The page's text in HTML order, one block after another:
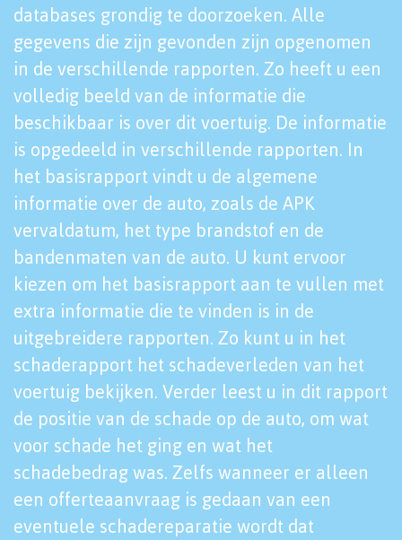
databases grondig te doorzoeken. Alle
gegevens die zijn gevonden zijn opgenomen
in de verschillende rapporten. Zo heeft u een
volledig beeld van de informatie die
beschikbaar is over dit voertuig. De informatie
is opgedeeld in verschillende rapporten. In
het basisrapport vindt u de algemene
informatie over de auto, zoals de APK
vervaldatum, het type brandstof en de
bandenmaten van de auto. U kunt ervoor
kiezen om het basisrapport aan te vullen met
extra informatie die te vinden is in de
uitgebreidere rapporten. Zo kunt u in het
schaderapport het schadeverleden van het
voertuig bekijken. Verder leest u in dit rapport
de positie van de schade op de auto, om wat
voor schade het ging en wat het
schadebedrag was. Zelfs wanneer er alleen
een offerteaanvraag is gedaan van een
eventuele schadereparatie wordt dat